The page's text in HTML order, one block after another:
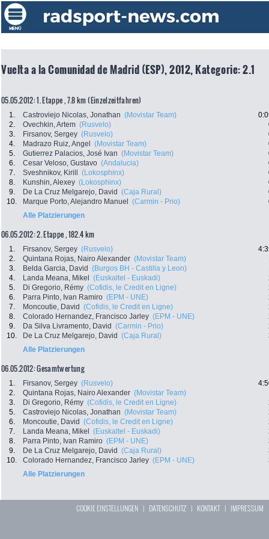
Vuelta a la Comunidad de Madrid (ESP), 2012, Kategorie: 2.1
05.05.2012: 1. Etappe , 7.8 km (Einzelzeitfahren)
1. Castroviejo Nicolas, Jonathan (Movistar Team)
2.
Ovechkin, Artem (Rusvelo)
3.
Firsanov, Sergey (Rusvelo)
4.
Madrazo Ruiz, Angel (Movistar Team)
5.
Gutierrez Palacios, José Ivan (Movistar Team)
6.
Cesar Veloso, Gustavo (Andalucia)
7.
Sveshnikov, Kirill (Lokosphinx)
8.
Kunshin, Alexey (Lokosphinx)
9.
De La Cruz Melgarejo, David (Caja Rural)
10.
Marque Porto, Alejandro Manuel (Carmin - Prio)
Alle Platzierungen
06.05.2012: 2. Etappe , 182.4 km
1. Firsanov, Sergey (Rusvelo)
2.
Quintana Rojas, Nairo Alexander (Movistar Team)
3.
Belda Garcia, David (Burgos BH - Castilla y Leon)
4.
Landa Meana, Mikel (Euskaltel - Euskadi)
5.
Di Gregorio, Rémy (Cofidis, le Credit en Ligne)
6.
Parra Pinto, Ivan Ramiro (EPM - UNE)
7.
Moncoutie, David (Cofidis, le Credit en Ligne)
8.
Colorado Hernandez, Francisco Jarley (EPM - UNE)
9.
Da Silva Livramento, David (Carmin - Prio)
10.
De La Cruz Melgarejo, David (Caja Rural)
Alle Platzierungen
06.05.2012: Gesamtwertung
1. Firsanov, Sergey (Rusvelo)
2.
Quintana Rojas, Nairo Alexander (Movistar Team)
3.
Di Gregorio, Rémy (Cofidis, le Credit en Ligne)
5.
Castroviejo Nicolas, Jonathan (Movistar Team)
6.
Moncoutie, David (Cofidis, le Credit en Ligne)
7.
Landa Meana, Mikel (Euskaltel - Euskadi)
8.
Parra Pinto, Ivan Ramiro (EPM - UNE)
9.
De La Cruz Melgarejo, David (Caja Rural)
10.
Colorado Hernandez, Francisco Jarley (EPM - UNE)
Alle Platzierungen
COOKIE EINSTELLUNGEN | DATENSCHUTZ | KONTAKT| IMPRESSUM